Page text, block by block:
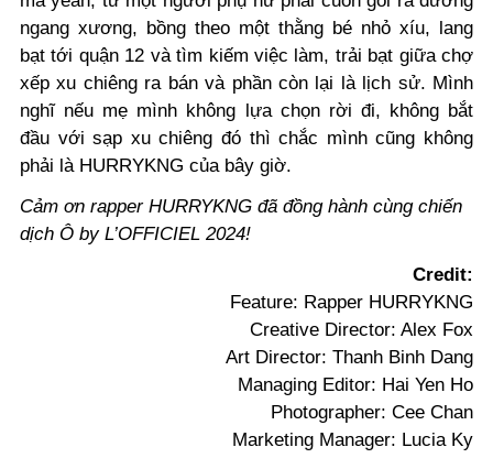
ngang xương, bồng theo một thằng bé nhỏ xíu, lang
bạt tới quận 12 và tìm kiếm việc làm, trải bạt giữa chợ
xếp xu chiêng ra bán và phần còn lại là lịch sử. Mình
nghĩ nếu mẹ mình không lựa chọn rời đi, không bắt
đầu với sạp xu chiêng đó thì chắc mình cũng không
phải là HURRYKNG của bây giờ.
Cảm ơn rapper HURRYKNG đã đồng hành cùng chiến
dịch Ô by L’OFFICIEL 2024!
Credit:
Feature: Rapper HURRYKNG
Creative Director: Alex Fox
Art Director: Thanh Binh Dang
Managing Editor: Hai Yen Ho
Photographer: Cee Chan
Marketing Manager: Lucia Ky